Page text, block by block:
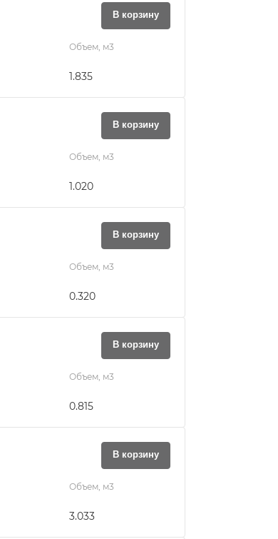
В корзину
Объем, м3
1.835
В корзину
Объем, м3
1.020
В корзину
Объем, м3
0.320
В корзину
Объем, м3
0.815
В корзину
Объем, м3
3.033